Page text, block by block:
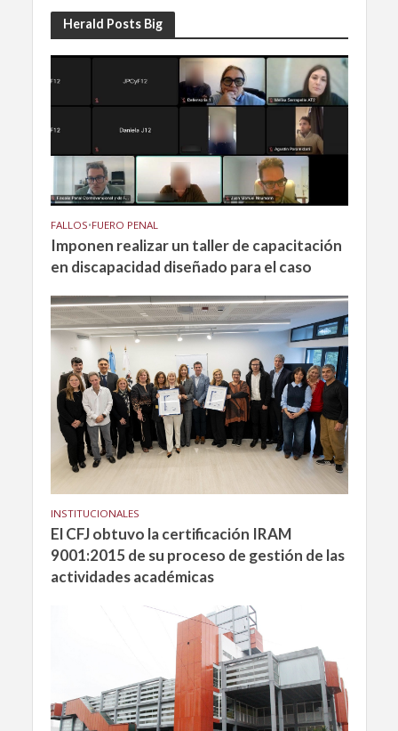
Herald Posts Big
FALLOS•FUERO PENAL
Imponen realizar un taller de capacitación
en discapacidad diseñado para el caso
INSTITUCIONALES
El CFJ obtuvo la certificación IRAM
9001:2015 de su proceso de gestión de las
actividades académicas